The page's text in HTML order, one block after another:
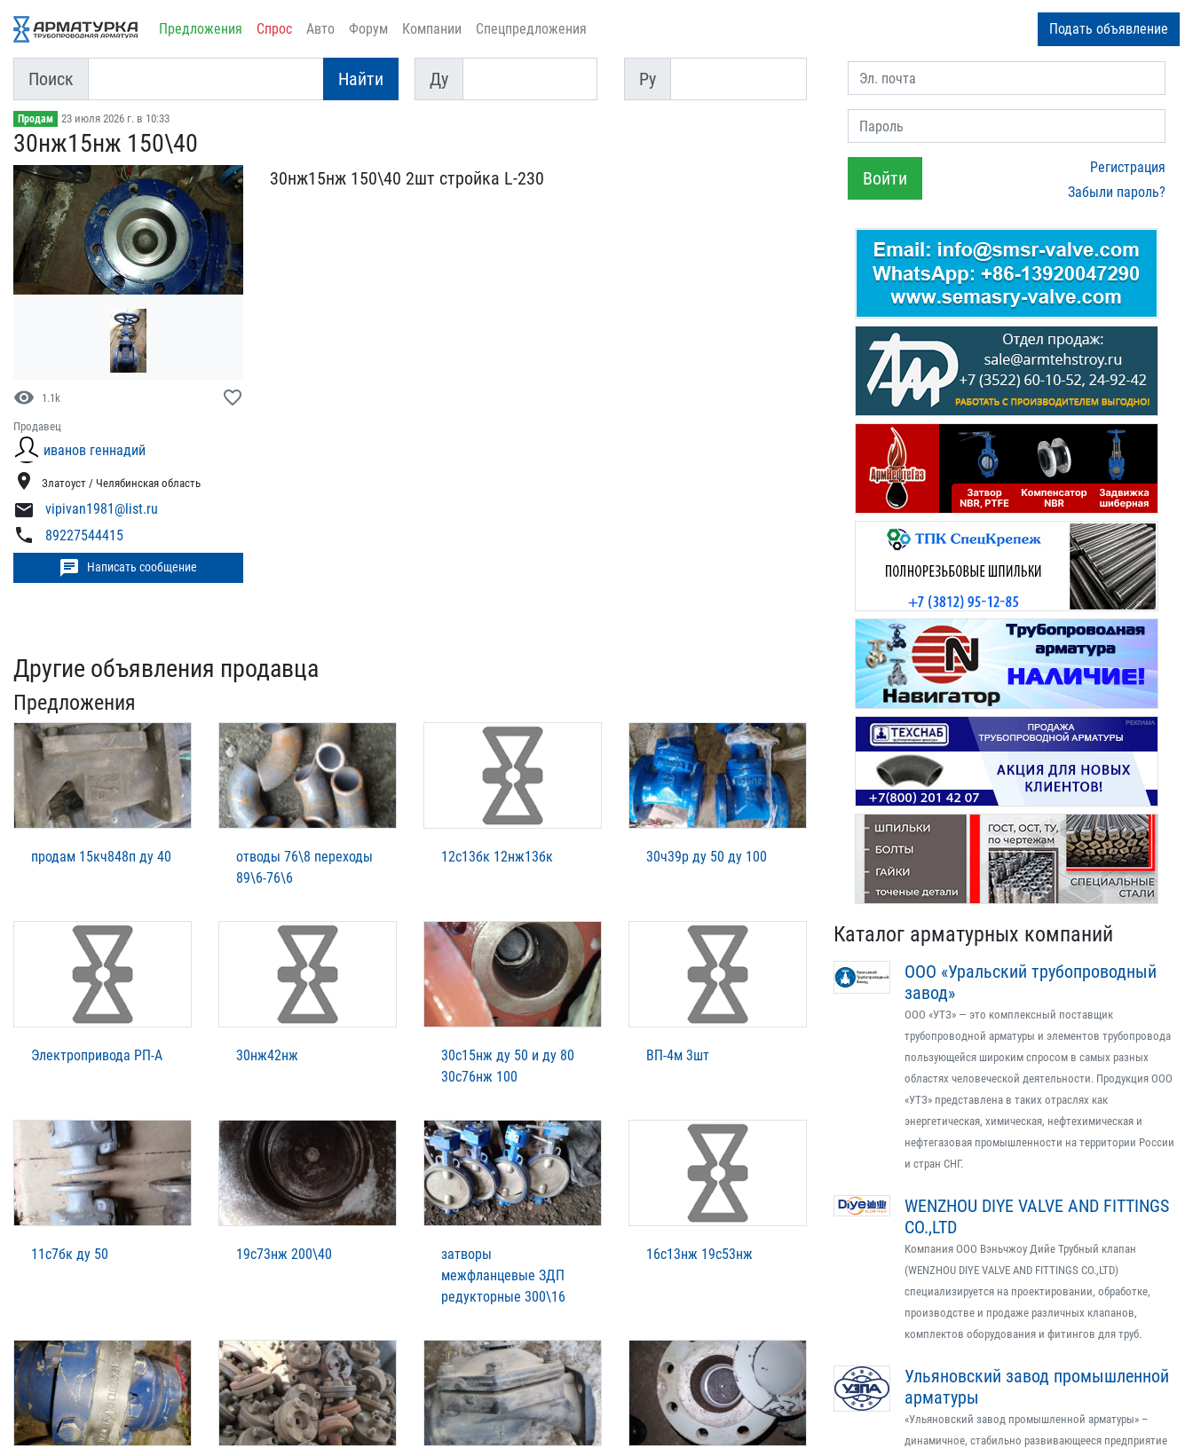
Предложения Спрос Авто Форум Компании Спецпредложения Подать объявление
Поиск Найти
Ду
Ду
Py
Py
Продам 23 июля 2026 г. в 10:33
30нж15нж 150\40
visibility 1.1k favorite_border
Продавец
иванов геннадий
location_on Златоуст / Челябинская область
mail vipivan1981@list.ru
phone 89227544415
chat Написать сообщение
30нж15нж 150\40 2шт стро​йка L-230
Другие объявления продавца
Предложения
продам 15кч848п ду 40
отводы 76\8 переходы
89\6-76\6
12с13бк 12нж13бк 30ч39р ду 50 ду 100
Электропривода РП-А 30нж42нж
30с15нж ду 50 и ду 80
30с76нж 100
ВП-4м 3шт
11с7бк ду 50 19с73нж 200\40
затворы
межфланцевые ЗДП
редукторные 300\16
16с13нж 19с53нж
Эл. почта
Пароль
Войти
Регистрация
Забыли пароль?
Каталог арматурных компаний
ООО «Уральский трубопроводный
завод»
ООО «УТЗ» — это комплексный поставщик
трубопроводной арматуры и элементов трубопровода
пользующейся широким спросом в самых разных
областях человеческой деятельности. Продукция ООО
«УТЗ» представлена в таких отраслях как
энергетическая, химическая, нефтехимическая и
нефтегазовая промышленности на территории России
и стран СНГ.
WENZHOU DIYE VALVE AND FITTINGS
CO.,LTD
Компания ООО Вэньчжоу Дийе Трубный клапан
(WENZHOU DIYE VALVE AND FITTINGS CO.,LTD)
специализируется на проектировании, обработке,
производстве и продаже различных клапанов,
комплектов оборудования и фитингов для труб.
Ульяновский завод промышленной
арматуры
«Ульяновский завод промышленной арматуры» –
динамичное, стабильно развивающееся предприятие